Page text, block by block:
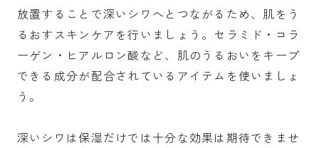
放置することで深いシワへとつながるため、肌をう
るおすスキンケアを行いましょう。セラミド・コラ
ーゲン・ヒアルロン酸など、肌のうるおいをキープ
できる成分が配合されているアイテムを使いましょ
う。
深いシワは保湿だけでは十分な効果は期待できませ